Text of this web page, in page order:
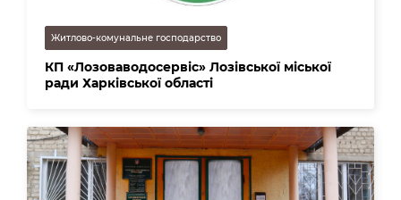
Житлово-комунальне господарство
КП «Лозоваводосервіс» Лозівської міської
ради Харківської області